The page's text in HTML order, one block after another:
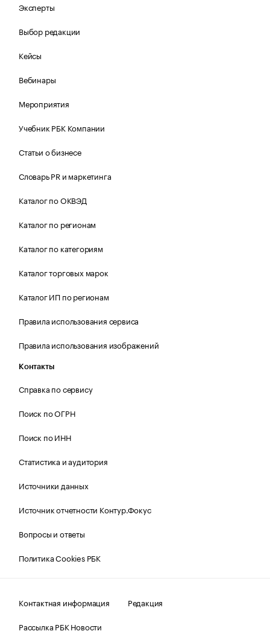
Эксперты
Выбор редакции
Кейсы
Вебинары
Мероприятия
Учебник РБК Компании
Статьи о бизнесе
Словарь PR и маркетинга
Каталог по ОКВЭД
Каталог по регионам
Каталог по категориям
Каталог торговых марок
Каталог ИП по регионам
Правила использования сервиса
Правила использования изображений
Контакты
Справка по сервису
Поиск по ОГРН
Поиск по ИНН
Статистика и аудитория
Источники данных
Источник отчетности Контур.Фокус
Вопросы и ответы
Политика Cookies РБК
Контактная информация
Редакция
Рассылка РБК Новости